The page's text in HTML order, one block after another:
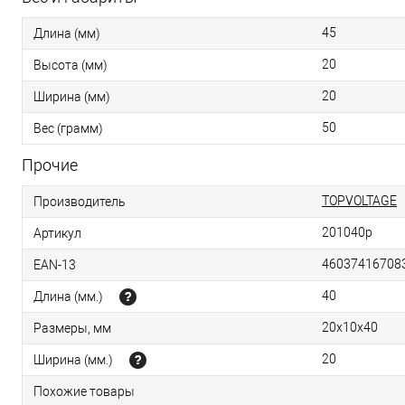
Длина (мм) 45
Высота (мм) 20
Ширина (мм) 20
Вес (грамм) 50
Прочие
Производитель TOPVOLTAGE
Артикул 201040p
EAN-13
Длина (мм.) 40
Размеры, мм 20x10x40
Ширина (мм.) 20
Похожие товары